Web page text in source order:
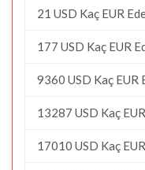
21 USD Kaç EUR
177 USD Kaç EUR
9360 USD Kaç EUR
13287 USD Kaç
17010 USD Kaç